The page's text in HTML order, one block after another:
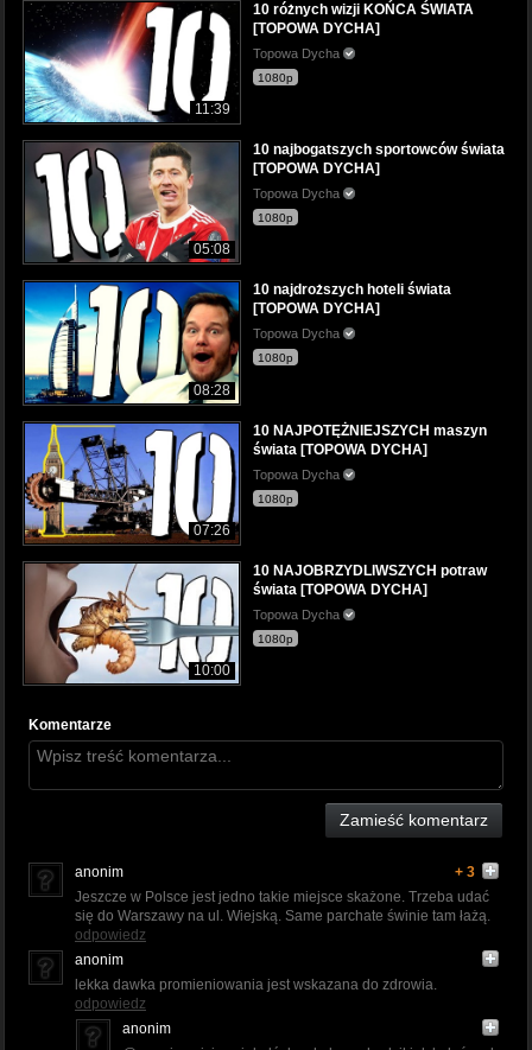
11:39
10 różnych wizji KOŃCA ŚWIATA
[TOPOWA DYCHA]
Topowa Dycha
1080p
05:08
10 najbogatszych sportowców świata
[TOPOWA DYCHA]
Topowa Dycha
1080p
08:28
10 najdroższych hoteli świata
[TOPOWA DYCHA]
Topowa Dycha
1080p
07:26
10 NAJPOTĘŻNIEJSZYCH maszyn
świata [TOPOWA DYCHA]
Topowa Dycha
1080p
10:00
10 NAJOBRZYDLIWSZYCH potraw
świata [TOPOWA DYCHA]
Topowa Dycha
1080p
Komentarze
Zamieść komentarz
anonim
+ 3
Jeszcze w Polsce jest jedno takie miejsce skażone. Trzeba udać
się do Warszawy na ul. Wiejską. Same parchate świnie tam łażą.
odpowiedz
anonim
lekka dawka promieniowania jest wskazana do zdrowia.
odpowiedz
anonim